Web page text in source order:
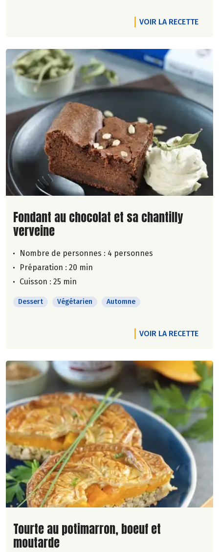
VOIR LA RECETTE
Lire la suite de la recette
Fondant au chocolat et sa chantilly
verveine
Nombre de personnes : 4 personnes
Préparation : 20 min
Cuisson : 25 min
Dessert Végétarien Automne
VOIR LA RECETTE
Lire la suite de la recette
Tourte au potimarron, boeuf et
moutarde